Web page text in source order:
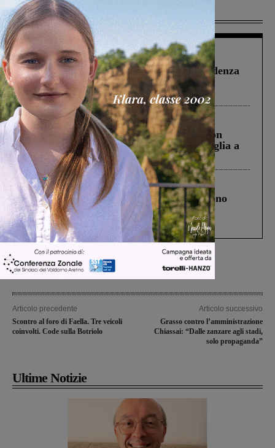
Più lette
Figline Incisa Valdarno 1 Agosto 2026
Piscina di Figline finanziata oltre la scadenza
Pnrr, il gruppo di Fratelli d’Italia: “Un
ringraziamento al Governo”
Cronaca 3 Agosto 2026
Scomparso da una struttura di Castiglion
Fiorentino l’uomo che aveva ucciso la figlia a
Levane nel 2020
Cronaca 4 Agosto 2026
Un anno fa la strage in A1 in cui morirono
Gianni, Giulia e Franco. Lo schianto, il
processo, lo stop ai sorpassi fra tir....
Articolo precedente
Scontro al foro di Faella. Tre veicoli
coinvolti. Code sulla Botriolo
Articolo successivo
Grasso contro l’amministrazione
Chiassai: “Dalle zanzare agli stadi,
solo propaganda”
Ultime Notizie